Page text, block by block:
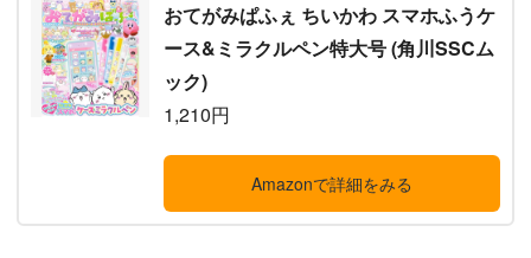
おてがみぱふぇ ちいかわ スマホふうケ
ース&ミラクルペン特大号 (角川SSCム
ック)
1,210円
Amazonで詳細をみる